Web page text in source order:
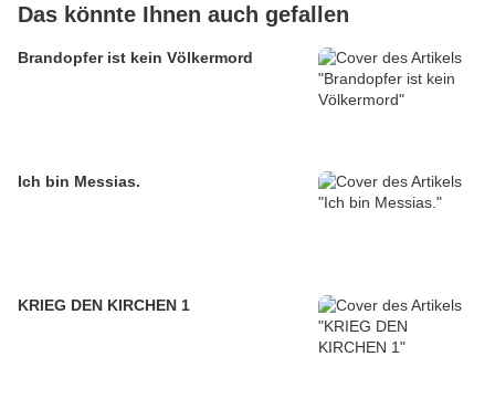
Das könnte Ihnen auch gefallen
Brandopfer ist kein Völkermord
Ich bin Messias.
KRIEG DEN KIRCHEN 1